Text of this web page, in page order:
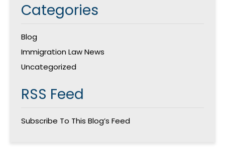
Categories
Blog
Immigration Law News
Uncategorized
RSS Feed
Subscribe To This Blog’s Feed